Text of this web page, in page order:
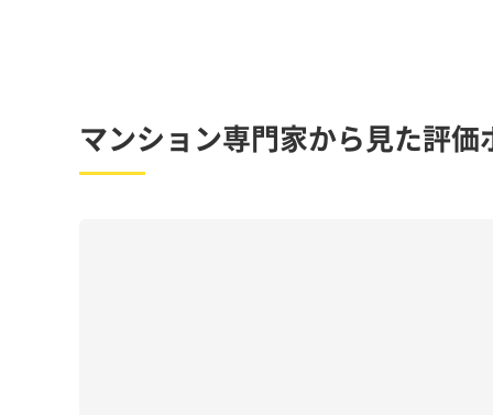
マンション専門家から見た評価